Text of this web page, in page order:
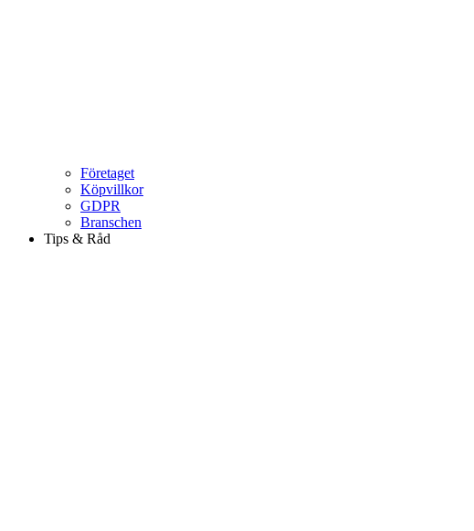
Företaget
Köpvillkor
GDPR
Branschen
Tips & Råd